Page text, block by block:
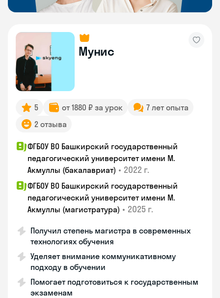
Мунис
5 от 1880 ₽ за урок
7 лет опыта
2 отзыва
ФГБОУ ВО Башкирский государственный
педагогический университет имени М.
Акмуллы (бакалавриат) • 2022 г.
ФГБОУ ВО Башкирский государственный
педагогический университет имени М.
Акмуллы (магистратура) • 2025 г.
Получил степень магистра в современных
технологиях обучения
Уделяет внимание коммуникативному
подходу в обучении
Помогает подготовиться к государственным
экзаменам